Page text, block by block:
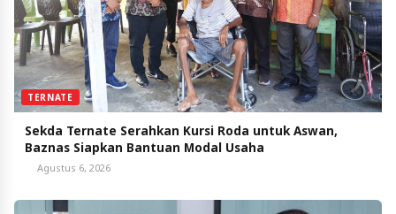
TERNATE
Sekda Ternate Serahkan Kursi Roda untuk Aswan,
Baznas Siapkan Bantuan Modal Usaha
Agustus 6, 2026